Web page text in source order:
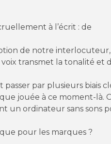
à l’écrit : de
de notre interlocuteur,
transmet la tonalité et
par plusieurs biais
jouée à ce moment-là.
un ordinateur sans sons
pour les marques ?